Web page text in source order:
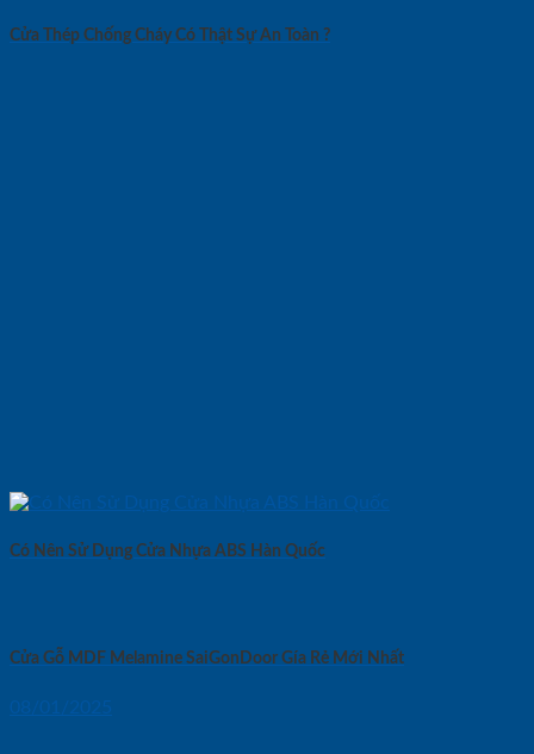
Cửa Thép Chống Cháy Có Thật Sự An Toàn ?
Có Nên Sử Dụng Cửa Nhựa ABS Hàn Quốc
Cửa Gỗ MDF Melamine SaiGonDoor Gía Rẻ Mới Nhất
08/01/2025